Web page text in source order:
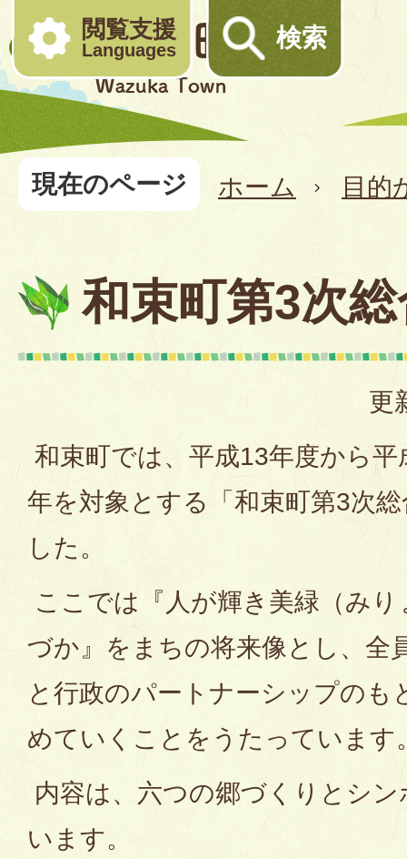
閲覧支援
Languages 検索
現在のページ ホーム 目的
和束町第3次
更
和束町では、平成13年度から
年を対象とする「和束町第3次
した。
ここでは『人が輝き美緑（み
づか』をまちの将来像とし、全
と行政のパートナーシップのも
めていくことをうたっています
内容は、六つの郷づくりとシ
います。